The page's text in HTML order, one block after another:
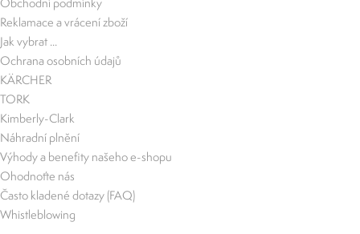
Reklamace a vrácení zboží
Jak vybrat ...
Ochrana osobních údajů
KÄRCHER
TORK
Kimberly-Clark
Náhradní plnění
Výhody a benefity našeho e-shopu
Ohodnoťte nás
Často kladené dotazy (FAQ)
Whistleblowing